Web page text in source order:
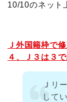
o
10/10のネット
Ｊ外国籍枠で
４、Ｊ３は３
Ｊリ
して